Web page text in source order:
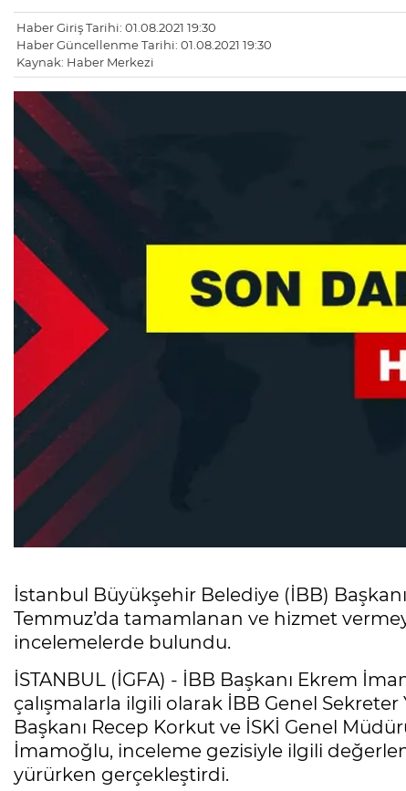
Haber Giriş Tarihi: 01.08.2021 19:30
Haber Güncellenme Tarihi: 01.08.2021 19:30
Kaynak: Haber Merkezi
İstanbul Büyükşehir Belediye (İBB)
Temmuz’da tamamlanan ve hizmet
incelemelerde bulundu.
İSTANBUL (İGFA) - İBB Başkanı Ekrem
çalışmalarla ilgili olarak İBB Genel Sekreter
Başkanı Recep Korkut ve İSKİ Genel
İmamoğlu, inceleme gezisiyle ilgili
yürürken gerçekleştirdi.